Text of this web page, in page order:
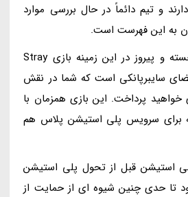
و تیم دائماً در حال بررسی موارد
به این فهرست است.
یکی از نمونه های برجسته و پیروز در این زمینه بازی Stray
سایبرپانکی است که شما در نقش
خواهید پرداخت. این بازی همزمان با
برای سرویس پلی استیشن پلاس هم
استیشن قبل از تحول پلی استیشن
تا حدی چنین شیوه ای از حمایت از